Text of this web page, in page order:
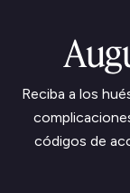
Reciba a los
códigos de